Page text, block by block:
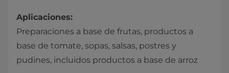
Aplicaciones:
Preparaciones a base de frutas, productos a
base de tomate, sopas, salsas, postres y
pudines, incluidos productos a base de arroz